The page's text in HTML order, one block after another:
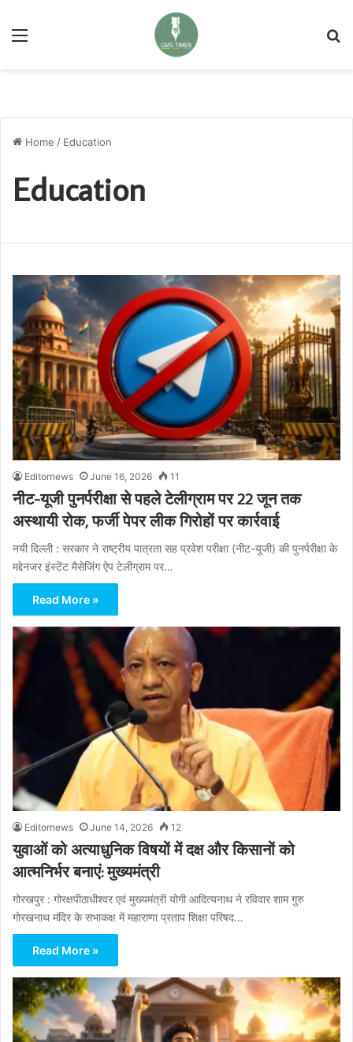
Menu
Home / Education
Education
Editornews June 16, 2026 11
नीट-यूजी पुनर्परीक्षा से पहले टेलीग्राम पर 22 जून तक
अस्थायी रोक, फर्जी पेपर लीक गिरोहों पर कार्रवाई
नयी दिल्ली : सरकार ने राष्ट्रीय पात्रता सह प्रवेश परीक्षा (नीट-यूजी) की पुनर्परीक्षा के
मद्देनजर इंस्टेंट मैसेजिंग ऐप टेलीग्राम पर…
Read More »
Editornews June 14, 2026 12
युवाओं को अत्याधुनिक विषयों में दक्ष और किसानों को
आत्मनिर्भर बनाएं: मुख्यमंत्री
गोरखपुर : गोरक्षपीठाधीश्वर एवं मुख्यमंत्री योगी आदित्यनाथ ने रविवार शाम गुरु
गोरखनाथ मंदिर के सभाकक्ष में महाराणा प्रताप शिक्षा परिषद…
Read More »